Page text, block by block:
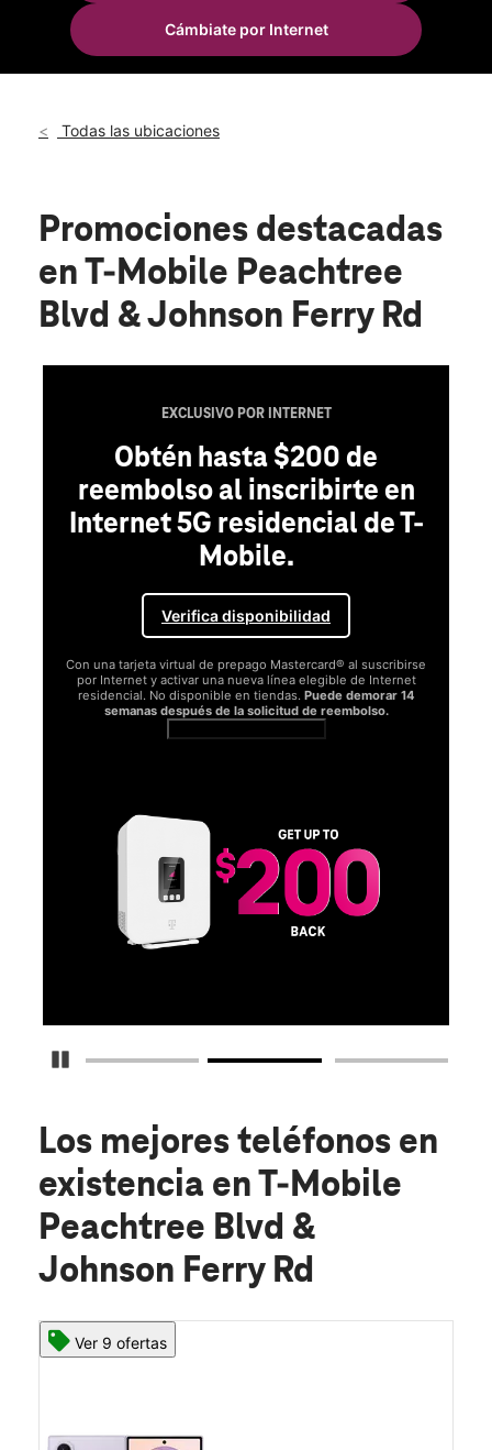
Mar.:
Mié.:
10:00 a.m. a 8:00 p.m.
5001 Peachtree Boulevard Bldg 100 Suite 120 Chamblee, GA
Cámbiate por Internet
Todas las ubicaciones
Promociones destacadas
en T-Mobile Peachtree
Blvd & Johnson Ferry Rd
Detener carrusel
EXCLUSIVO POR INTERNET
Obtén hasta $200 de
reembolso al inscribirte en
Internet 5G residencial de T-
Mobile.
Verifica disponibilidad
Con una tarjeta virtual de prepago Mastercard® al suscribirse
por Internet y activar una nueva línea elegible de Internet
residencial. No disponible en tiendas. Puede demorar 14
semanas después de la solicitud de reembolso.
Los mejores teléfonos en
existencia en T-Mobile
Peachtree Blvd &
Johnson Ferry Rd
Ver 9 ofertas